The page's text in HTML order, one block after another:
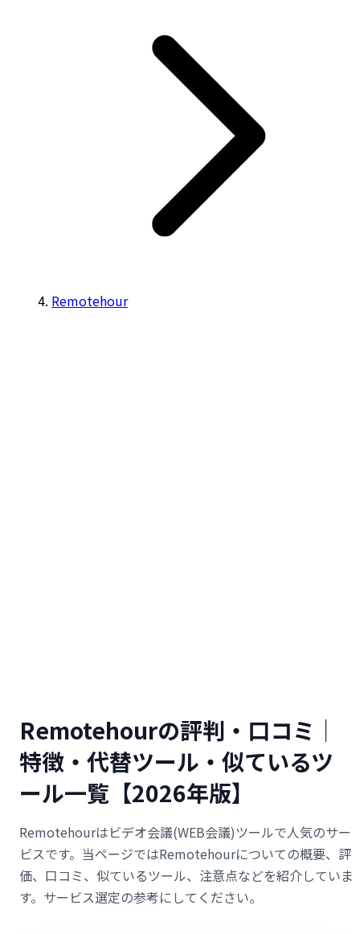
Remotehour
Remotehourの評判・口コミ｜
特徴・代替ツール・似ているツ
ール一覧【2026年版】
Remotehourはビデオ会議(WEB会議)ツールで人気のサー
ビスです。当ページではRemotehourについての概要、評
価、口コミ、似ているツール、注意点などを紹介していま
す。サービス選定の参考にしてください。